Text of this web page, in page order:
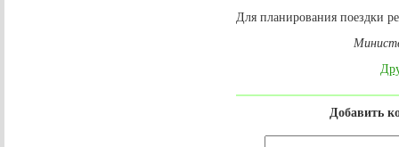
Для планирования поездки
Добавить